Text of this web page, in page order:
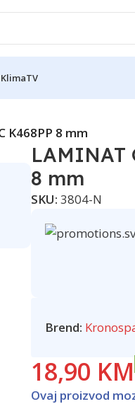
TV
K468PP 8 mm
LAMINAT
8 mm
SKU: 3804-N
Brend:
18,90 KM
Ovaj proizvod